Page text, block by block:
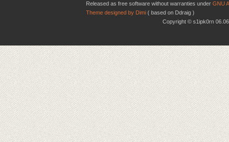
Released as free software without warranties under GNU
Theme designed by Dimi ( based on Ddraig )
Copyright © s1ipk0rn